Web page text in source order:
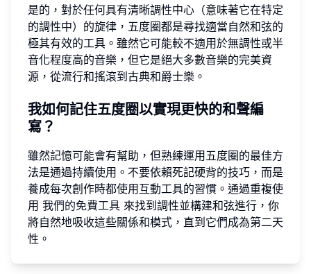
是的，對於任何具有清晰調性中心（意味著它在特定
的調性中）的旋律，五度圈都是尋找適當自然和弦的
極其有效的工具。雖然它可能較不適用於無調性或半
音化程度高的音樂，但它是絕大多數音樂的完美資
源，從流行和搖滾到古典和爵士樂。
我如何記住五度圈以實現更快的和聲編
寫？
雖然記憶可能會有幫助，但熟練運用五度圈的最佳方
法是通過持續使用。不要依賴死記硬背的技巧，而是
養成每次創作時都使用互動工具的習慣。通過重複使
用 我們的免費工具 來找到調性並構建和弦進行，你
將自然地吸收這些關係和模式，直到它們成為第二天
性。